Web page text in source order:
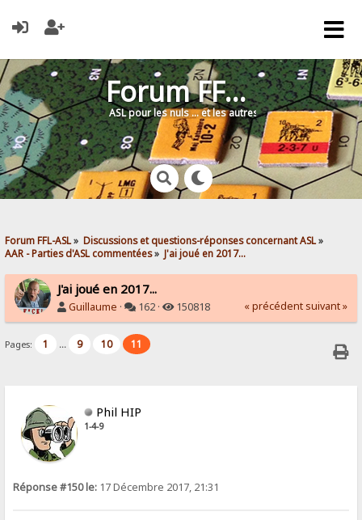
Forum FFL-ASL
ASL pour les nuls … et les autres !
Forum FFL-ASL» Discussions et questions-réponses concernant ASL»
AAR - Parties d'ASL commentées» J'ai joué en 2017...
J'ai joué en 2017...
Guillaume · 162 · 150818 « précédent suivant »
Pages: 1 ... 9 10 11
Phil HIP
1-4-9
Réponse #150 le: 17 Décembre 2017, 21:31